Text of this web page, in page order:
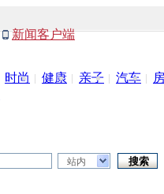
新闻客户端
时尚 健康 亲子 汽车
站内